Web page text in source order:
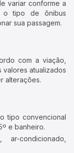
variar conforme a
o tipo de ônibus
sua passagem.
com a viação,
atualizados
alterações.
tipo convencional
e banheiro.
condicionado,